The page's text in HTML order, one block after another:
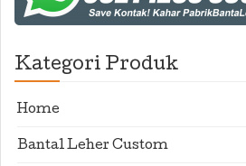
Kategori Produk
Home
Bantal Leher Custom